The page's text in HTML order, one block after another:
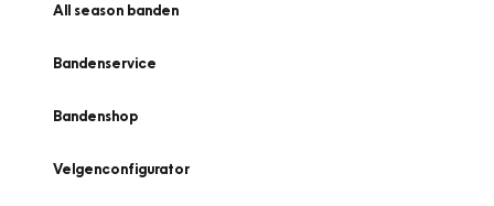
All season banden
Bandenservice
Bandenshop
Velgenconfigurator